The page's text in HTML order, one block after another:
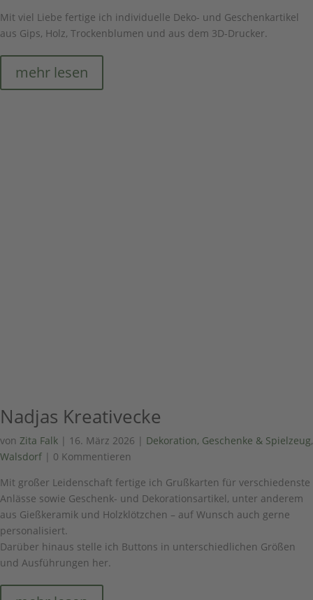
Mit viel Liebe fertige ich individuelle Deko- und Geschenkartikel
aus Gips, Holz, Trockenblumen und aus dem 3D-Drucker.
mehr lesen
Nadjas Kreativecke
von Zita Falk | 16. März 2026 | Dekoration, Geschenke & Spielzeug,
Walsdorf | 0 Kommentieren
Mit großer Leidenschaft fertige ich Grußkarten für verschiedenste
Anlässe sowie Geschenk- und Dekorationsartikel, unter anderem
aus Gießkeramik und Holzklötzchen – auf Wunsch auch gerne
personalisiert.
Darüber hinaus stelle ich Buttons in unterschiedlichen Größen
und Ausführungen her.